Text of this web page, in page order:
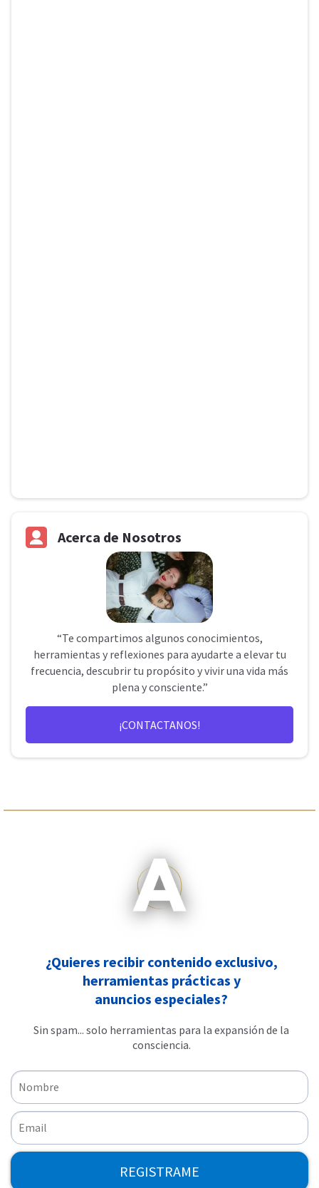
Acerca de Nosotros
“Te compartimos algunos conocimientos,
herramientas y reflexiones para ayudarte a elevar tu
frecuencia, descubrir tu propósito y vivir una vida más
plena y consciente.”
¡CONTACTANOS!
¿Quieres recibir contenido exclusivo,
herramientas prácticas y
anuncios especiales?
Sin spam... solo herramientas para la expansión de la
consciencia.
REGISTRAME